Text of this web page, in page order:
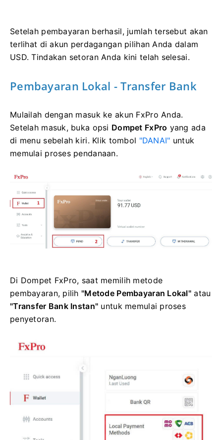
Setelah pembayaran berhasil, jumlah tersebut akan
terlihat di akun perdagangan pilihan Anda dalam
USD. Tindakan setoran Anda kini telah selesai.
Pembayaran Lokal - Transfer Bank
Mulailah dengan masuk ke akun FxPro Anda.
Setelah masuk, buka opsi Dompet FxPro yang ada
di menu sebelah kiri. Klik tombol "DANAI" untuk
memulai proses pendanaan.
Di Dompet FxPro, saat memilih metode
pembayaran, pilih "Metode Pembayaran Lokal" atau
"Transfer Bank Instan" untuk memulai proses
penyetoran.